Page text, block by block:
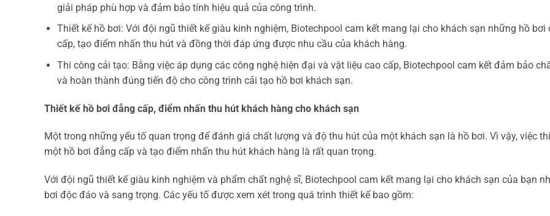
giải pháp phù hợp và đảm bảo tính hiệu quả của công trình.
Thiết kế hồ bơi: Với đội ngũ thiết kế giàu kinh nghiệm, Biotechpool cam kết mang lại cho khách sạn những hồ bơi
cấp, tạo điểm nhấn thu hút và đồng thời đáp ứng được nhu cầu của khách hàng.
Thi công cải tạo: Bằng việc áp dụng các công nghệ hiện đại và vật liệu cao cấp, Biotechpool cam kết đảm bảo
và hoàn thành đúng tiến độ cho công trình cải tạo hồ bơi khách sạn.
Thiết kế hồ bơi đẳng cấp, điểm nhấn thu hút khách hàng cho khách sạn
Một trong những yếu tố quan trọng để đánh giá chất lượng và độ thu hút của một khách sạn là hồ bơi. Vì vậy, việc
một hồ bơi đẳng cấp và tạo điểm nhấn thu hút khách hàng là rất quan trọng.
Với đội ngũ thiết kế giàu kinh nghiệm và phẩm chất nghệ sĩ, Biotechpool cam kết mang lại cho khách sạn của bạn
bơi độc đáo và sang trọng. Các yếu tố được xem xét trong quá trình thiết kế bao gồm: